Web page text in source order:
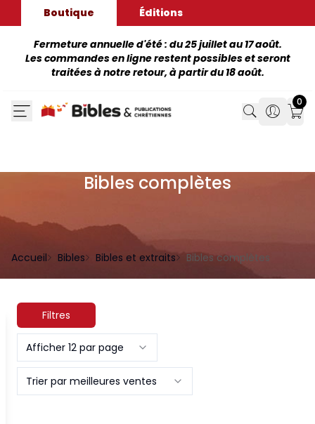
Boutique Éditions
Fermeture annuelle d'été : du 25 juillet au 17 août.
Les commandes en ligne restent possibles et seront
traitées à notre retour, à partir du 18 août.
Search
Search
0
Bibles complètes
Accueil Bibles Bibles et extraits Bibles complètes
Filtres
Afficher 12 par page
Trier par meilleures ventes